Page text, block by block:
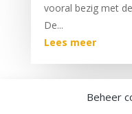
Beheer
vooral bezig met
De...
Lees meer